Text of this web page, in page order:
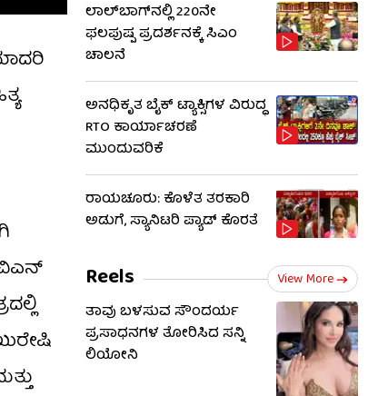
ಲಾಲ್‌ಬಾಗ್​​ನಲ್ಲಿ 220ನೇ
ಫಲಪುಷ್ಪ ಪ್ರದರ್ಶನಕ್ಕೆ ಸಿಎಂ
ಚಾಲನೆ
ಅನಧಿಕೃತ ಬೈಕ್ ಟ್ಯಾಕ್ಸಿಗಳ ವಿರುದ್ಧ
RTO ಕಾರ್ಯಾಚರಣೆ
ಮುಂದುವರಿಕೆ
ರಾಯಚೂರು: ಕೊಳೆತ ತರಕಾರಿ
ಅಡುಗೆ, ಸ್ಯಾನಿಟರಿ ಪ್ಯಾಡ್ ಕೊರತೆ
Reels View More
ತಾವು ಬಳಸುವ ಸೌಂದರ್ಯ
ಪ್ರಸಾಧನಗಳ ತೋರಿಸಿದ ಸನ್ನಿ
ಲಿಯೋನಿ